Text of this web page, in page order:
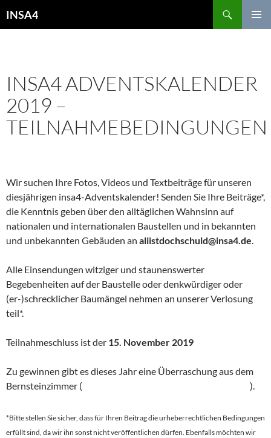
INSA4
INSA4 ADVENTSKALENDER
2019 –
TEILNAHMEBEDINGUNGEN
Wir suchen Ihre Fotos, Videos und Textbeiträge für unseren
diesjährigen insa4-Adventskalender! Senden Sie Ihre Beiträge*,
die Kenntnis geben über den alltäglichen Wahnsinn auf
nationalen und internationalen Baustellen und in bekannten
und unbekannten Gebäuden an aliistdochschuld@insa4.de.
Alle Einsendungen witziger und staunenswerter
Begebenheiten auf der Baustelle oder denkwürdiger oder
(er-)schrecklicher Baumängel nehmen an unserer Verlosung
teil*.
Teilnahmeschluss ist der 15. November 2019
Zu gewinnen gibt es dieses Jahr eine Überraschung aus dem
Bernsteinzimmer (
).
*Bitte stellen Sie sicher, dass für Ihren Beitrag die urheberrechtlichen Bedingungen
erfüllt sind, da wir ihn sonst nicht veröffentlichen dürfen. Ebenfalls möchten wir